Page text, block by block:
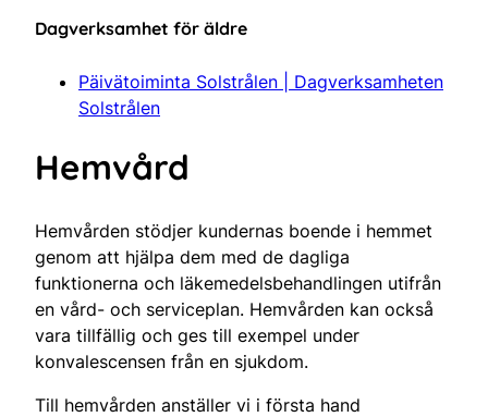
Dagverksamhet för äldre
Päivätoiminta Solstrålen | Dagverksamheten
Solstrålen
Hemvård
Hemvården stödjer kundernas boende i hemmet
genom att hjälpa dem med de dagliga
funktionerna och läkemedelsbehandlingen utifrån
en vård- och serviceplan. Hemvården kan också
vara tillfällig och ges till exempel under
konvalescensen från en sjukdom.
Till hemvården anställer vi i första hand